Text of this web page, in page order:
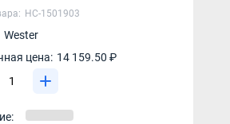
НС-1501903
Wester
цена: 14 159.50 ₽